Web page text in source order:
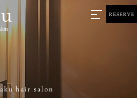
hair salon
RESERVE